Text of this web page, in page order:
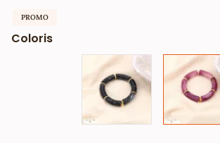
PROMO
Coloris